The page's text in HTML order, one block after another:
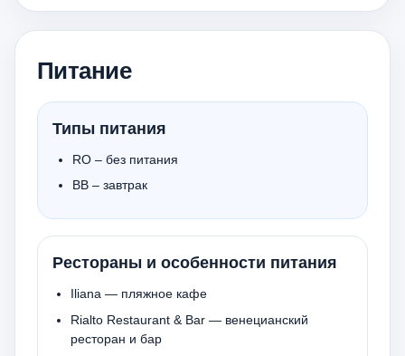
Питание
Типы питания
RO – без питания
BB – завтрак
Рестораны и особенности питания
Iliana — пляжное кафе
Rialto Restaurant & Bar — венецианский
ресторан и бар